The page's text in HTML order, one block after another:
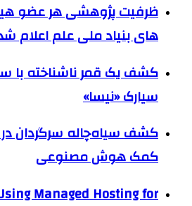
ظرفیت پژوهشی هر عضو
های بنیاد ملی علم اعلام
کشف یک قمر ناشناخته با
سیارک «نیسا»
کشف سیاه‌چاله سرگردان
کمک هوش مصنوعی
Managed Hosting for